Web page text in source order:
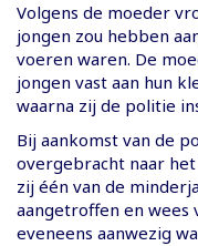
Volgens de moeder
jongen zou hebben
voeren waren. De
jongen vast aan hun
waarna zij de politie
Bij aankomst van de
overgebracht naar
zij één van de
aangetroffen en wees
eveneens aanwezig